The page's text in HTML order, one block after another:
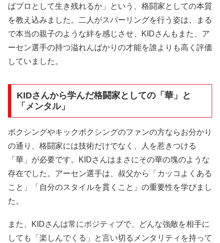
ばプロとして生き残れるか」という、格闘家としての本質
を教え込みました。二人がスパーリングを行う姿は、まる
で本当の親子のような絆を感じさせ、KIDさんもまた、ア
ーセン選手の持つ溢れんばかりの才能を誰よりも高く評価
していました。
KIDさんから学んだ格闘家としての「華」と
「メンタル」
ボクシングやキックボクシングのファンの方ならお分かり
の通り、格闘家には技術だけでなく、人を惹きつける
「華」が必要です。KIDさんはまさにその華の塊のような
存在でした。アーセン選手は、叔父から「カッコよくある
こと」「自分のスタイルを貫くこと」の重要性を学びまし
た。
また、KIDさんは常にポジティブで、どんな強敵を相手に
しても「楽しんでくる」と言い切るメンタリティを持って